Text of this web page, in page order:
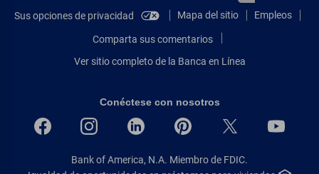
Sus opciones de privacidad
Mapa del sitio Empleos
Comparta sus comentarios
Ver sitio completo de la Banca en Línea
Conéctese con nosotros
Bank of America, N.A. Miembro de FDIC.